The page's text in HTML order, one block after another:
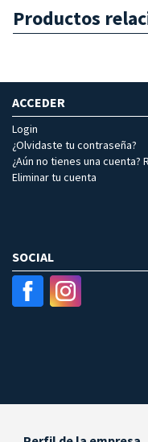
Productos
ACCEDER
Login
¿Olvidaste tu contraseña?
¿Aún no tienes una cuenta?
Eliminar tu cuenta
SOCIAL